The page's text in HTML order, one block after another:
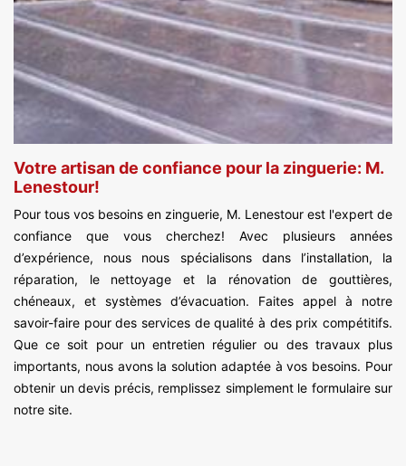
Votre artisan de confiance pour la zinguerie: M.
Lenestour!
Pour tous vos besoins en zinguerie, M. Lenestour est l'expert de
confiance que vous cherchez! Avec plusieurs années
d’expérience, nous nous spécialisons dans l’installation, la
réparation, le nettoyage et la rénovation de gouttières,
chéneaux, et systèmes d’évacuation. Faites appel à notre
savoir-faire pour des services de qualité à des prix compétitifs.
Que ce soit pour un entretien régulier ou des travaux plus
importants, nous avons la solution adaptée à vos besoins. Pour
obtenir un devis précis, remplissez simplement le formulaire sur
notre site.